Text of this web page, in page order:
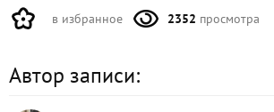
в избранное 2352 просмотра
Автор записи: